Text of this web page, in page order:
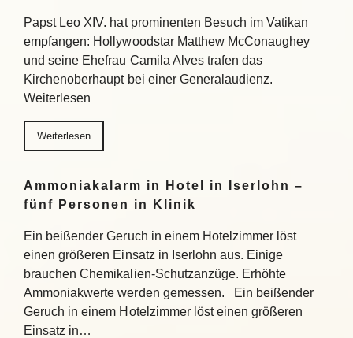
Papst Leo XIV. hat prominenten Besuch im Vatikan
empfangen: Hollywoodstar Matthew McConaughey
und seine Ehefrau Camila Alves trafen das
Kirchenoberhaupt bei einer Generalaudienz.
Weiterlesen
Weiterlesen
Ammoniakalarm in Hotel in Iserlohn –
fünf Personen in Klinik
Ein beißender Geruch in einem Hotelzimmer löst
einen größeren Einsatz in Iserlohn aus. Einige
brauchen Chemikalien-Schutzanzüge. Erhöhte
Ammoniakwerte werden gemessen. Ein beißender
Geruch in einem Hotelzimmer löst einen größeren
Einsatz in…